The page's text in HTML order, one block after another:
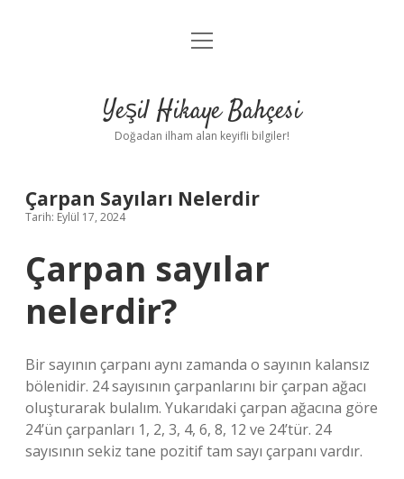
Anasayfa
Yasal Uyarı
menüyü
Yeşil Hikaye Bahçesi
Doğadan ilham alan keyifli bilgiler!
Çarpan Sayıları Nelerdir
Tarih: Eylül 17, 2024
Çarpan sayılar
nelerdir?
Bir sayının çarpanı aynı zamanda o sayının kalansız
bölenidir. 24 sayısının çarpanlarını bir çarpan ağacı
oluşturarak bulalım. Yukarıdaki çarpan ağacına göre
24’ün çarpanları 1, 2, 3, 4, 6, 8, 12 ve 24’tür. 24
sayısının sekiz tane pozitif tam sayı çarpanı vardır.